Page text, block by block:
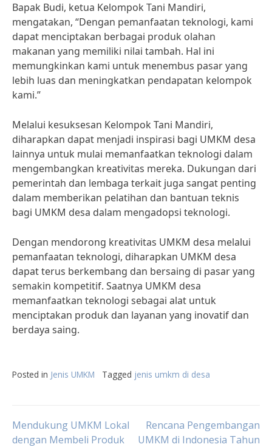
Bapak Budi, ketua Kelompok Tani Mandiri,
mengatakan, “Dengan pemanfaatan teknologi, kami
dapat menciptakan berbagai produk olahan
makanan yang memiliki nilai tambah. Hal ini
memungkinkan kami untuk menembus pasar yang
lebih luas dan meningkatkan pendapatan kelompok
kami.”
Melalui kesuksesan Kelompok Tani Mandiri,
diharapkan dapat menjadi inspirasi bagi UMKM desa
lainnya untuk mulai memanfaatkan teknologi dalam
mengembangkan kreativitas mereka. Dukungan dari
pemerintah dan lembaga terkait juga sangat penting
dalam memberikan pelatihan dan bantuan teknis
bagi UMKM desa dalam mengadopsi teknologi.
Dengan mendorong kreativitas UMKM desa melalui
pemanfaatan teknologi, diharapkan UMKM desa
dapat terus berkembang dan bersaing di pasar yang
semakin kompetitif. Saatnya UMKM desa
memanfaatkan teknologi sebagai alat untuk
menciptakan produk dan layanan yang inovatif dan
berdaya saing.
Posted in Jenis UMKM Tagged jenis umkm di desa
Post
Mendukung UMKM Lokal
dengan Membeli Produk
Rencana Pengembangan
UMKM di Indonesia Tahun